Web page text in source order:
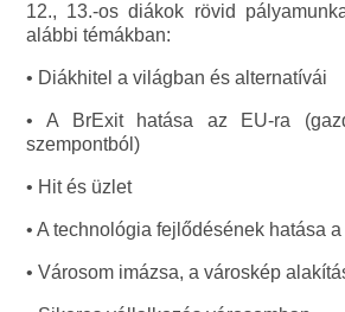
12., 13.-os diákok rövid
alábbi témákban:
• Diákhitel a világban és alternatívái
• A BrExit hatása az EU-ra
szempontból)
• Hit és üzlet
• A technológia fejlődésének hatása
• Városom imázsa, a városkép